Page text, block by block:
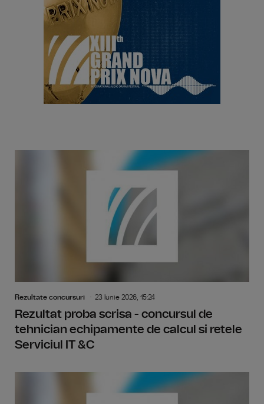
Rezultate concursuri 23 Iunie 2026, 15:24
Rezultat proba scrisa - concursul de
tehnician echipamente de calcul si retele
Serviciul IT &C